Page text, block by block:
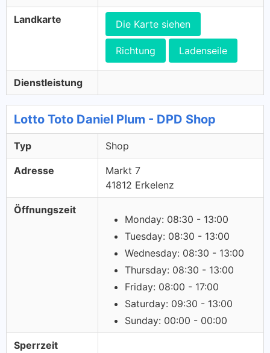
Landkarte Die Karte siehen
Richtung Ladenseile
Dienstleistung
Lotto Toto Daniel Plum - DPD Shop
Typ Shop
Adresse
Markt 7
41812 Erkelenz
Öffnungszeit
Monday: 08:30 - 13:00
Tuesday: 08:30 - 13:00
Wednesday: 08:30 - 13:00
Thursday: 08:30 - 13:00
Friday: 08:00 - 17:00
Saturday: 09:30 - 13:00
Sunday: 00:00 - 00:00
Sperrzeit